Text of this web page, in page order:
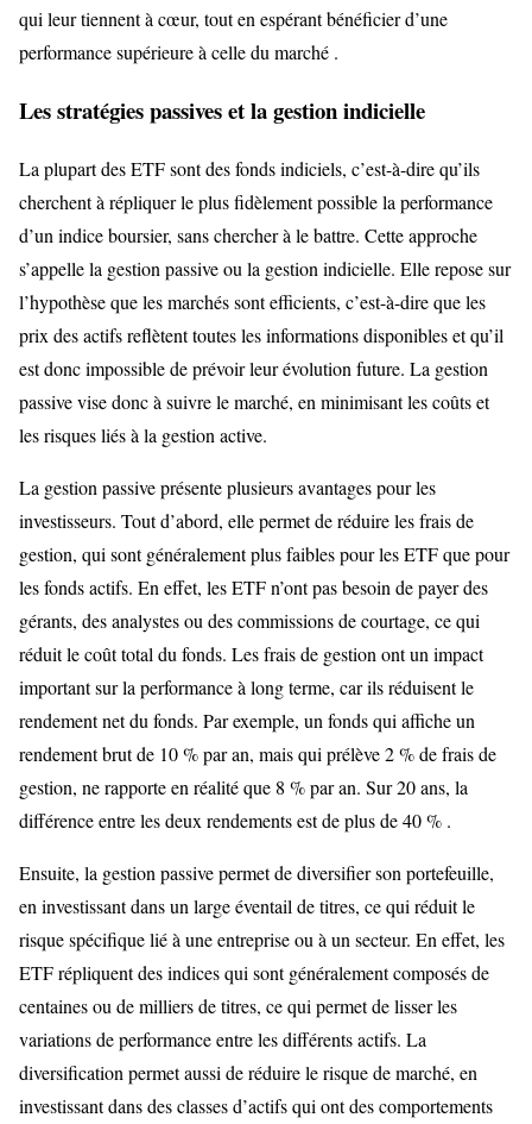
qui leur tiennent à cœur, tout en espérant bénéficier d’une
performance supérieure à celle du marché .
Les stratégies passives et la gestion indicielle
La plupart des ETF sont des fonds indiciels, c’est-à-dire qu’ils
cherchent à répliquer le plus fidèlement possible la performance
d’un indice boursier, sans chercher à le battre. Cette approche
s’appelle la gestion passive ou la gestion indicielle. Elle repose sur
l’hypothèse que les marchés sont efficients, c’est-à-dire que les
prix des actifs reflètent toutes les informations disponibles et qu’il
est donc impossible de prévoir leur évolution future. La gestion
passive vise donc à suivre le marché, en minimisant les coûts et
les risques liés à la gestion active.
La gestion passive présente plusieurs avantages pour les
investisseurs. Tout d’abord, elle permet de réduire les frais de
gestion, qui sont généralement plus faibles pour les ETF que pour
les fonds actifs. En effet, les ETF n’ont pas besoin de payer des
gérants, des analystes ou des commissions de courtage, ce qui
réduit le coût total du fonds. Les frais de gestion ont un impact
important sur la performance à long terme, car ils réduisent le
rendement net du fonds. Par exemple, un fonds qui affiche un
rendement brut de 10 % par an, mais qui prélève 2 % de frais de
gestion, ne rapporte en réalité que 8 % par an. Sur 20 ans, la
différence entre les deux rendements est de plus de 40 % .
Ensuite, la gestion passive permet de diversifier son portefeuille,
en investissant dans un large éventail de titres, ce qui réduit le
risque spécifique lié à une entreprise ou à un secteur. En effet, les
ETF répliquent des indices qui sont généralement composés de
centaines ou de milliers de titres, ce qui permet de lisser les
variations de performance entre les différents actifs. La
diversification permet aussi de réduire le risque de marché, en
investissant dans des classes d’actifs qui ont des comportements